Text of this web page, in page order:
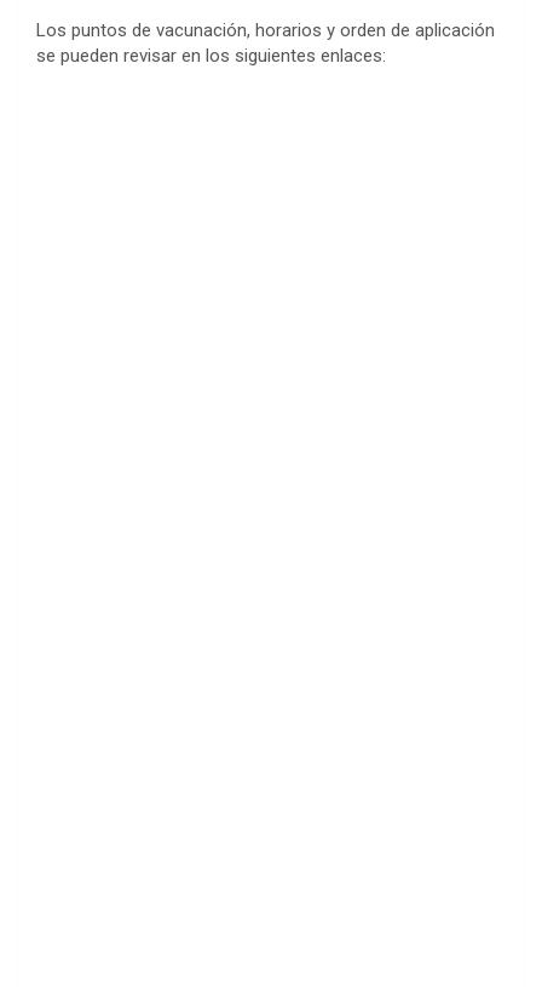
Los puntos de vacunación, horarios y orden de aplicación
se pueden revisar en los siguientes enlaces: